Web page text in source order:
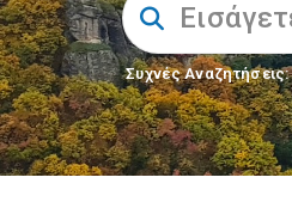
Συχνές Αναζητήσεις: